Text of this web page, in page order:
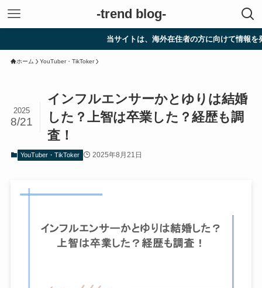
-trend blog-
当サイトは、海外在住者の方に向けて情報を発信して
ホーム YouTuber・TikToker
インフルエンサーかとゆりは結婚
した？上智は卒業した？経歴も調
査！
2025
8/21
YouTuber・TikToker 2025年8月21日